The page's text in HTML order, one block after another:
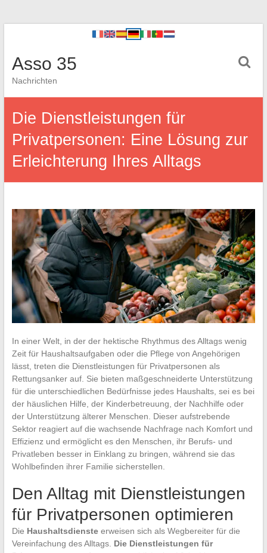
Asso 35
Nachrichten
Die Dienstleistungen für
Privatpersonen: Eine Lösung zur
Erleichterung Ihres Alltags
In einer Welt, in der der hektische Rhythmus des Alltags wenig
Zeit für Haushaltsaufgaben oder die Pflege von Angehörigen
lässt, treten die Dienstleistungen für Privatpersonen als
Rettungsanker auf. Sie bieten maßgeschneiderte Unterstützung
für die unterschiedlichen Bedürfnisse jedes Haushalts, sei es bei
der häuslichen Hilfe, der Kinderbetreuung, der Nachhilfe oder
der Unterstützung älterer Menschen. Dieser aufstrebende
Sektor reagiert auf die wachsende Nachfrage nach Komfort und
Effizienz und ermöglicht es den Menschen, ihr Berufs- und
Privatleben besser in Einklang zu bringen, während sie das
Wohlbefinden ihrer Familie sicherstellen.
Den Alltag mit Dienstleistungen
für Privatpersonen optimieren
Die Haushaltsdiensteerweisen sich als Wegbereiter für die
Vereinfachung des Alltags. Die Dienstleistungen für